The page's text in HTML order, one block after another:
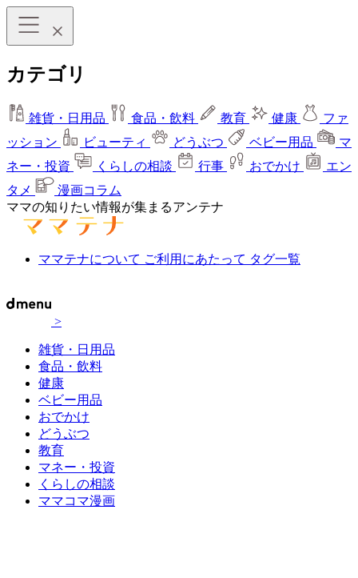
カテゴリ
雑貨・日用品 食品・飲料 教育 健康
ファ
ッション
ビューティ どうぶつ ベビー用品
マ
ネー・投資
くらしの相談 行事 おでかけ
エン
タメ
漫画コラム
ママの知りたい情報が集まるアンテナ
ママテナについて ご利用にあたって タグ一覧
>
雑貨・日用品
食品・飲料
健康
ベビー用品
おでかけ
どうぶつ
教育
マネー・投資
くらしの相談
ママコマ漫画